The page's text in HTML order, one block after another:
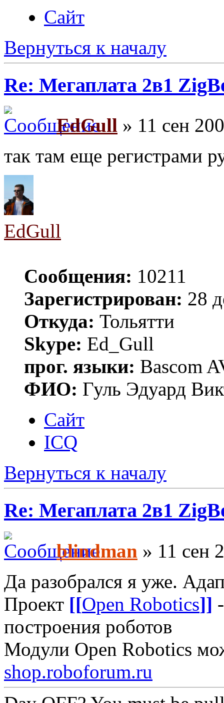
Сайт
Вернуться к началу
Re: Мегаплата 2в1
EdGull » 11 сен
так там еще регистрами
EdGull
Сообщения: 10211
Зарегистрирован: 28
Откуда: Тольятти
Skype: Ed_Gull
прог. языки: Bascom
ФИО: Гуль Эдуард
Сайт
ICQ
Вернуться к началу
Re: Мегаплата 2в1
blindman » 11 сен
Да разобрался я уже.
Проект [[Open Robotics]]
построения роботов
Модули Open Robotics
shop.roboforum.ru